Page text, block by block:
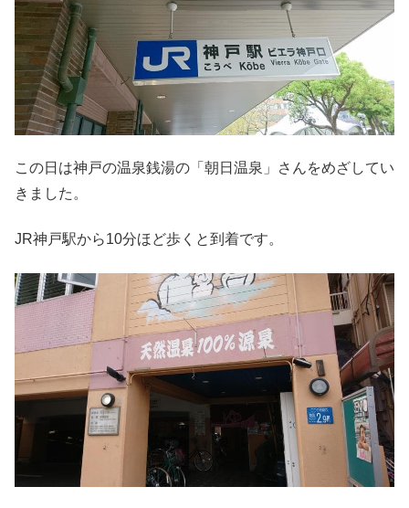
この日は神戸の温泉銭湯の「朝日温泉」さんをめざしてい
きました。
JR神戸駅から10分ほど歩くと到着です。